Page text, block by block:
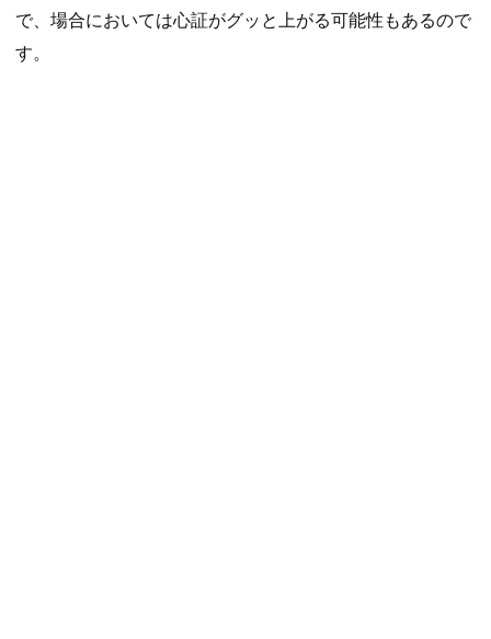
で、場合においては心証がグッと上がる可能性もあるので
す。